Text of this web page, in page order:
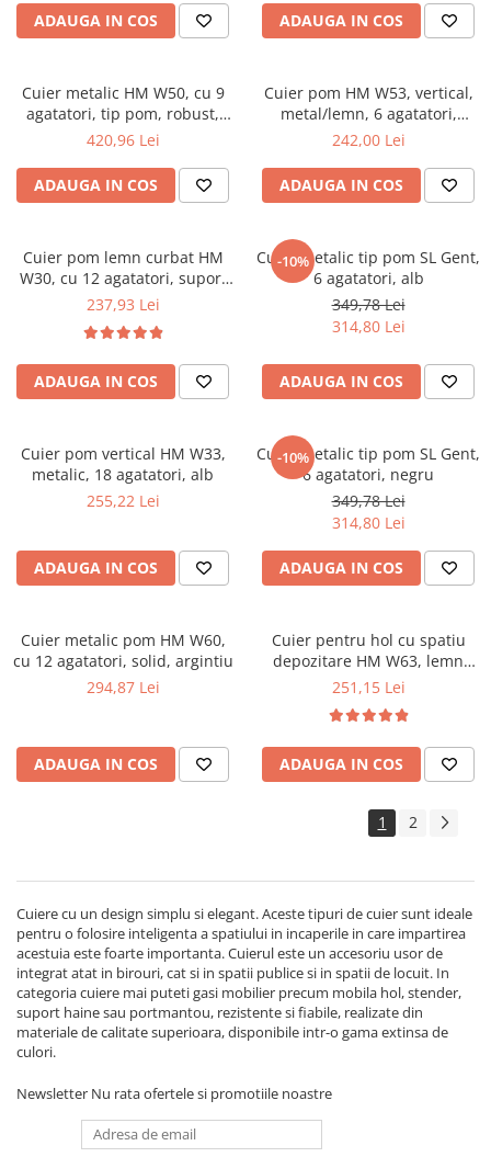
Scaune birou pentru copii
Saltele patuturi copii
Masa si scaune gradinita
Seturi comode living si dormitor
ADAUGA IN COS ADAUGA IN COS
Cuier metalic HM W50, cu 9
agatatori, tip pom, robust,
negru
420,96 Lei
ADAUGA IN COS
Cuier pom HM W53, vertical,
metal/lemn, 6 agatatori,
alb/fag
242,00 Lei
ADAUGA IN COS
Cuier pom lemn curbat HM
W30, cu 12 agatatori, suport
umbrela, alb
237,93 Lei
ADAUGA IN COS
-10%
Cuier metalic tip pom SL Gent,
6 agatatori, alb
349,78 Lei
314,80 Lei
ADAUGA IN COS
Cuier pom vertical HM W33,
metalic, 18 agatatori, alb
255,22 Lei
ADAUGA IN COS
-10%
Cuier metalic tip pom SL Gent,
6 agatatori, negru
349,78 Lei
314,80 Lei
ADAUGA IN COS
Cuier metalic pom HM W60,
cu 12 agatatori, solid, argintiu
294,87 Lei
ADAUGA IN COS
Cuier pentru hol cu spatiu
depozitare HM W63, lemn
masiv, cosulete textile, 6
251,15 Lei
ADAUGA IN COS
1 2
Cuiere cu un design simplu si elegant. Aceste tipuri de cuier sunt ideale
pentru o folosire inteligenta a spatiului in incaperile in care impartirea
acestuia este foarte importanta. Cuierul este un accesoriu usor de
integrat atat in birouri, cat si in spatii publice si in spatii de locuit. In
categoria cuiere mai puteti gasi mobilier precum mobila hol, stender,
suport haine sau portmantou, rezistente si fiabile, realizate din
materiale de calitate superioara, disponibile intr-o gama extinsa de
culori.
Newsletter Nu rata ofertele si promotiile noastre